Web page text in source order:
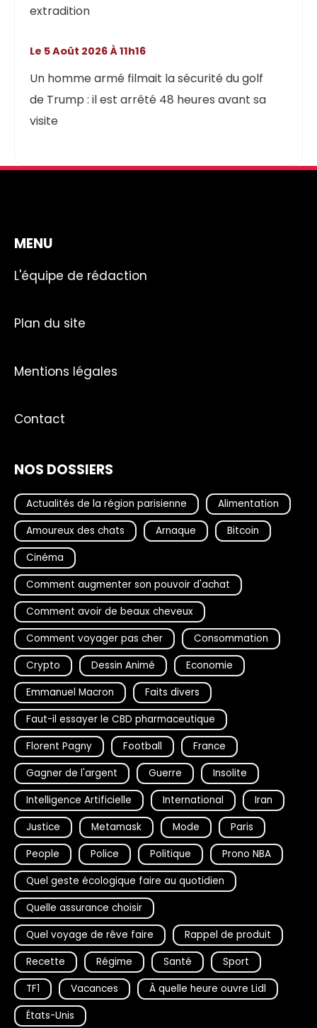
extradition
Un homme armé filmait la sécurité du golf
de Trump : il est arrêté 48 heures avant sa
visite
Le 5 Août 2026 À 11h16
MENU
L'équipe de rédaction
Plan du site
Mentions légales
Contact
NOS DOSSIERS
Actualités de la région parisienne
Alimentation
Amoureux des chats
Arnaque
Bitcoin
Cinéma
Comment augmenter son pouvoir d'achat
Comment avoir de beaux cheveux
Comment voyager pas cher
Consommation
Crypto
Dessin Animé
Economie
Emmanuel Macron
Faits divers
Faut-il essayer le CBD pharmaceutique
Florent Pagny
Football
France
Gagner de l'argent
Guerre
Insolite
Intelligence Artificielle
International
Iran
Justice
Metamask Mode
Paris
People
Police Politique
Prono NBA
Quel geste écologique faire au quotidien
Quelle assurance choisir
Quel voyage de rêve faire
Rappel de produit
Recette
Régime Santé
Sport
TF1
Vacances
À quelle heure ouvre Lidl
États-Unis